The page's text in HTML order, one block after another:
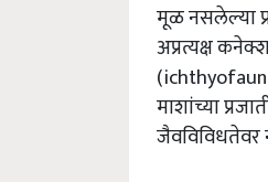
मूळ नसलेल्या
अप्रत्यक्ष
माशांच्या
जैवविविधतेवर